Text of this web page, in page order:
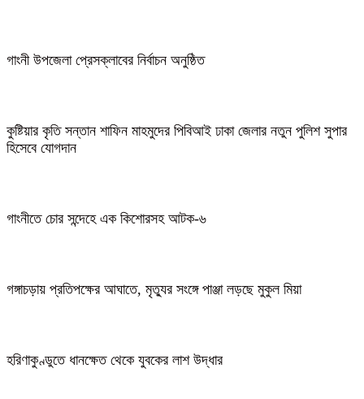
গাংনী উপজেলা প্রেসক্লাবের নির্বাচন অনুষ্ঠিত
কুষ্টিয়ার কৃতি সন্তান শাফিন মাহমুদের পিবিআই ঢাকা জেলার নতুন পুলিশ সুপার
হিসেবে যোগদান
গাংনীতে চোর সন্দেহে এক কিশোরসহ আটক-৬
গঙ্গাচড়ায় প্রতিপক্ষের আঘাতে, মৃত্যুর সংঙ্গে পাঞ্জা লড়ছে মুকুল মিয়া
হরিণাকুণ্ডুতে ধানক্ষেত থেকে যুবকের লাশ উদ্ধার